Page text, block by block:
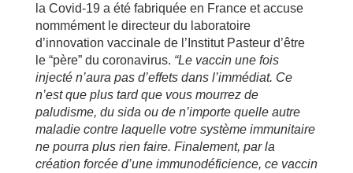
la Covid-19 a été fabriquée en France et accuse
nommément le directeur du laboratoire
d’innovation vaccinale de l’Institut Pasteur d’être
le “père” du coronavirus. “Le vaccin une fois
injecté n’aura pas d’effets dans l’immédiat. Ce
n’est que plus tard que vous mourrez de
paludisme, du sida ou de n’importe quelle autre
maladie contre laquelle votre système immunitaire
ne pourra plus rien faire. Finalement, par la
création forcée d’une immunodéficience, ce vaccin